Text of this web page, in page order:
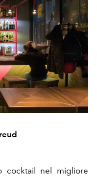
cocktail nel migliore